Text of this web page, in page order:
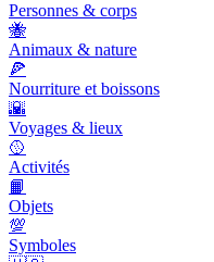
Personnes & corps
🐝
Animaux & nature
🍕
Nourriture et boissons
🌇
Voyages & lieux
🥎
Activités
📙
Objets
💯
Symboles